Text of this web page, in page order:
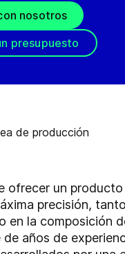
nosotros
presupuesto
ofrecer un
precisión,
en la composición
de años de